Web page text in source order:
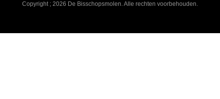
Copyright ; 2026 De Bisschopsmolen. Alle rechten voorbehouden.